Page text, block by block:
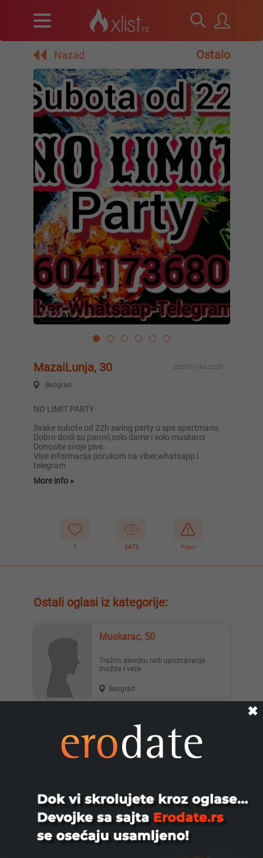
Nazad Ostalo
MazaiLunja, 30 2025/11/04 22:20
Beograd
NO LIMIT PARTY
Svake subote od 22h swing party u spa apartmanu
Dobro dosli su parovi,solo dame i solo muskarci
Donosite svoje pive.
Vise informacija porukom na viber,whatsapp i
telegram
More info »
1 2472 Prijavi
Ostali oglasi iz kategorije:
Muskarac, 50
Tražim devojku radi upoznavanja
možda i veze
Beograd
Sex sa strancima moze i vise sve po
dogovoru cekam....Kragujevac
Zoli36, 38
da se ostvari kao majka,takodje moze
se javiti i bracni ...
✖